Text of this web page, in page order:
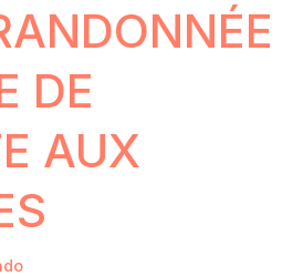
DE
AUX